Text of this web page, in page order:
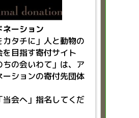
ネーション
カタチに」人と動物の
を目指す寄付サイト
ちの会いわて」は、ア
ーションの寄付先団体
当会へ」指名してくだ